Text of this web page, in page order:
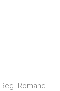
Reg. Romand